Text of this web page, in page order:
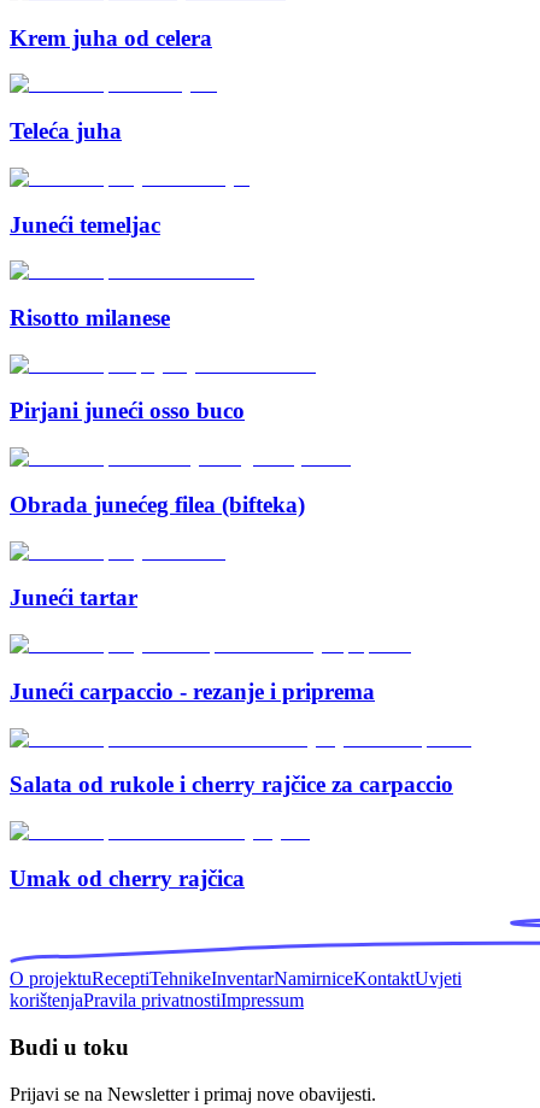
Krem juha od celera
Teleća juha
Juneći temeljac
Risotto milanese
Pirjani juneći osso buco
Obrada junećeg filea (bifteka)
Juneći tartar
Juneći carpaccio - rezanje i priprema
Salata od rukole i cherry rajčice za carpaccio
Umak od cherry rajčica
O projektuReceptiTehnikeInventarNamirniceKontaktUvjeti
korištenjaPravila privatnostiImpressum
Budi u toku
Prijavi se na Newsletter i primaj nove obavijesti.